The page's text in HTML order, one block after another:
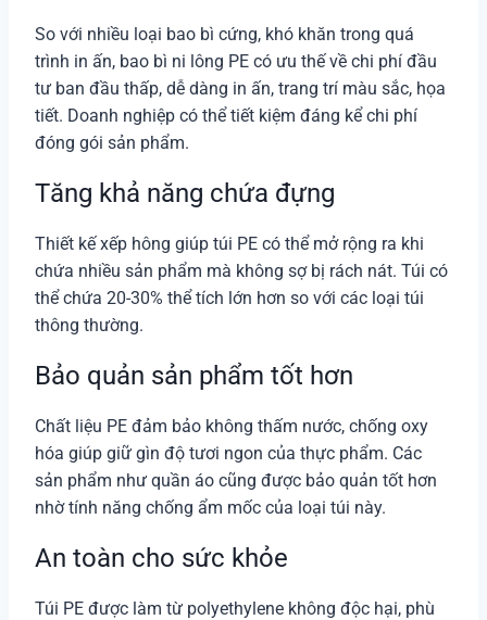
So với nhiều loại bao bì cứng, khó khăn trong quá
trình in ấn, bao bì ni lông PE có ưu thế về chi phí đầu
tư ban đầu thấp, dễ dàng in ấn, trang trí màu sắc, họa
tiết. Doanh nghiệp có thể tiết kiệm đáng kể chi phí
đóng gói sản phẩm.
Tăng khả năng chứa đựng
Thiết kế xếp hông giúp túi PE có thể mở rộng ra khi
chứa nhiều sản phẩm mà không sợ bị rách nát. Túi có
thể chứa 20-30% thể tích lớn hơn so với các loại túi
thông thường.
Bảo quản sản phẩm tốt hơn
Chất liệu PE đảm bảo không thấm nước, chống oxy
hóa giúp giữ gìn độ tươi ngon của thực phẩm. Các
sản phẩm như quần áo cũng được bảo quản tốt hơn
nhờ tính năng chống ẩm mốc của loại túi này.
An toàn cho sức khỏe
Túi PE được làm từ polyethylene không độc hại, phù